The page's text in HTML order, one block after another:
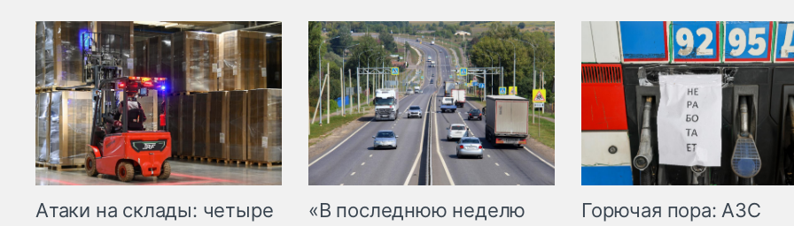
Атаки на склады: четыре
«В последнюю неделю
Горючая пора: АЗС